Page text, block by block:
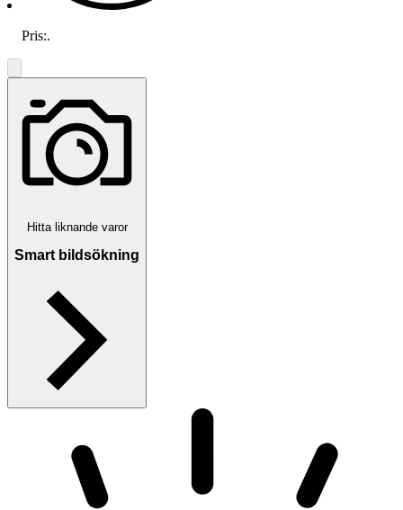
Pris:.
Hitta liknande varor
Smart bildsökning